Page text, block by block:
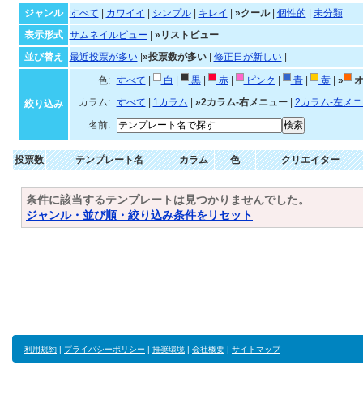
ジャンル すべて カワイイ シンプル| キレイ »クール| 個性的
未分類
表示形式
サムネイルビュー
»リストビュー
並び替え
最近投票が多い| »投票数が多い| 修正日が新しい|
絞り込み
色: すべて 白 黒| 赤| ピンク 青| 黄| »
カラム:
すべて 1カラム »2カラム-右メニュー| 2カラム-左メ
名前:
投票数 テンプレート名 カラム 色 クリエイター
条件に該当するテンプレートは見つかりませんでした。
ジャンル・並び順・絞り込み条件をリセット
利用規約 | プライバシーポリシー | 推奨環境 | 会社概要 | サイトマップ